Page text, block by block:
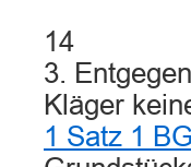
14
3.
Kläger
1 Satz 1